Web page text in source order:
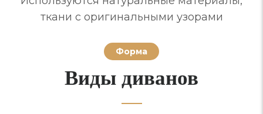
ткани с оригинальными узорами
Форма
Виды диванов